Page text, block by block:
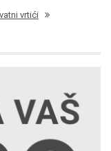
vrtići